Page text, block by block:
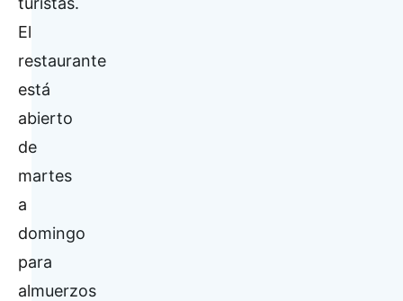
El
restaurante
está
abierto
de
martes
a
domingo
para
almuerzos